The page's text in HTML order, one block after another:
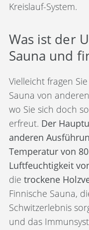
Kreislauf-System.
Was ist der
Sauna und
Vielleicht fragen
Sauna von
wo Sie sich doch
erfreut. Der
anderen
Temperatur von
Luftfeuchtigkeit
die trockene
Finnische Sauna,
Schwitzerlebnis
und das